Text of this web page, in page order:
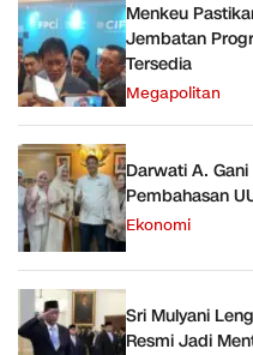
Menkeu
Jembatan
Tersedia
Megapolitan
Darwati A.
Pembahasan
Ekonomi
Sri Mulyani
Resmi Jadi